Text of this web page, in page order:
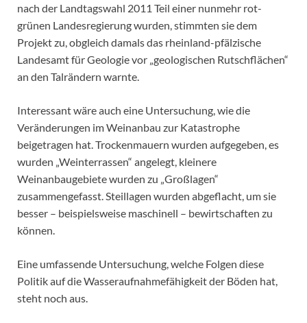
nach der Landtagswahl 2011 Teil einer nunmehr rot-
grünen Landesregierung wurden, stimmten sie dem
Projekt zu, obgleich damals das rheinland-pfälzische
Landesamt für Geologie vor „geologischen Rutschflächen“
an den Talrändern warnte.
Interessant wäre auch eine Untersuchung, wie die
Veränderungen im Weinanbau zur Katastrophe
beigetragen hat. Trockenmauern wurden aufgegeben, es
wurden „Weinterrassen“ angelegt, kleinere
Weinanbaugebiete wurden zu „Großlagen“
zusammengefasst. Steillagen wurden abgeflacht, um sie
besser – beispielsweise maschinell – bewirtschaften zu
können.
Eine umfassende Untersuchung, welche Folgen diese
Politik auf die Wasseraufnahmefähigkeit der Böden hat,
steht noch aus.